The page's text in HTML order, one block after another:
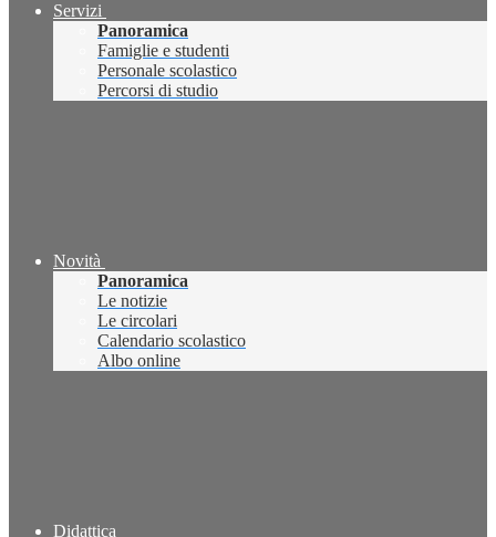
Servizi
Panoramica
Famiglie e studenti
Personale scolastico
Percorsi di studio
Novità
Panoramica
Le notizie
Le circolari
Calendario scolastico
Albo online
Didattica